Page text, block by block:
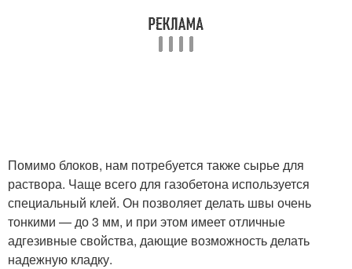
Помимо блоков, нам потребуется также сырье для
раствора. Чаще всего для газобетона используется
специальный клей. Он позволяет делать швы очень
тонкими — до 3 мм, и при этом имеет отличные
адгезивные свойства, дающие возможность делать
надежную кладку.